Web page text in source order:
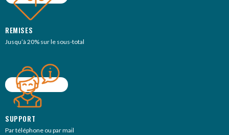
REMISES
Jusqu’à 20% sur le sous-total
SUPPORT
Par téléphone ou par mail